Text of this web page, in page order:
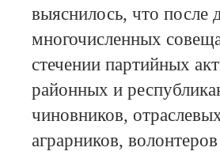
выяснилось, что после
многочисленных
стечении партийных
районных и
чиновников,
аграрников,